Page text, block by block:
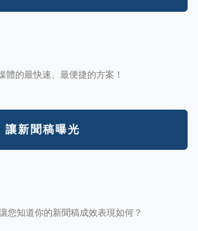
的最快速、最便捷的方案！
讓新聞稿曝光
您知道你的新聞稿成效表現如何？